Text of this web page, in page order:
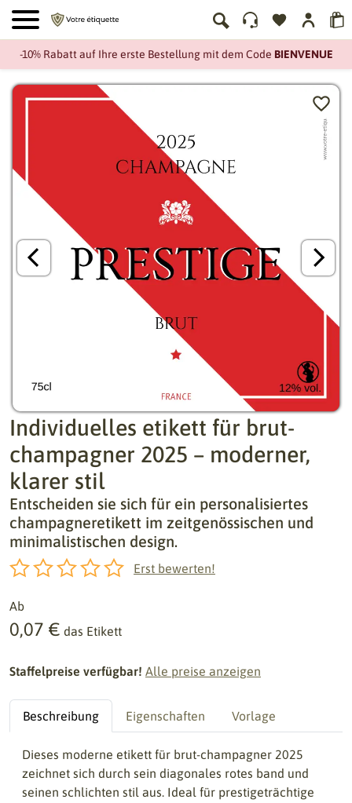
-10% Rabatt auf Ihre erste Bestellung mit dem Code BIENVENUE
Individuelles etikett für brut-
champagner 2025 – moderner,
klarer stil
Entscheiden sie sich für ein personalisiertes
champagneretikett im zeitgenössischen und
minimalistischen design.
Erst bewerten!
Ab
0,07 € das Etikett
Staffelpreise verfügbar! Alle preise anzeigen
Beschreibung Eigenschaften Vorlage
Dieses moderne etikett für brut-champagner 2025
zeichnet sich durch sein diagonales rotes band und
seinen schlichten stil aus. Ideal für prestigeträchtige